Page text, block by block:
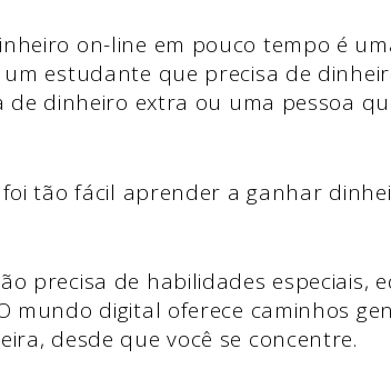
on-line em pouco tempo é
estudante que precisa de
de dinheiro extra ou uma pessoa
tão fácil aprender a ganhar
precisa de habilidades especiais,
mundo digital oferece caminhos
desde que você se concentre.